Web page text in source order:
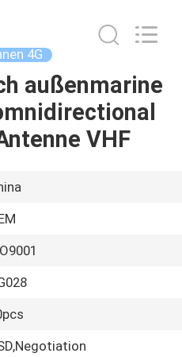
4G
außenmarine
VHF